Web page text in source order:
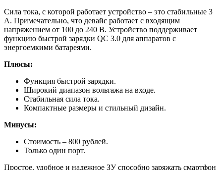
Сила тока, с которой работает устройство – это стабильные 3
А. Примечательно, что девайс работает с входящим
напряжением от 100 до 240 В. Устройство поддерживает
функцию быстрой зарядки QC 3.0 для аппаратов с
энергоемкими батареями.
Плюсы:
Функция быстрой зарядки.
Широкий диапазон вольтажа на входе.
Стабильная сила тока.
Компактные размеры и стильный дизайн.
Минусы:
Стоимость – 800 рублей.
Только один порт.
Простое, удобное и надежное ЗУ способно заряжать смартфон